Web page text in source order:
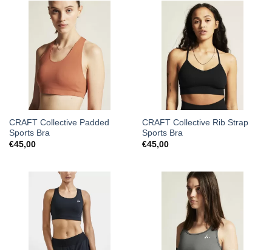
CRAFT Collective Padded
Sports Bra
€45,00
CRAFT Collective Rib Strap
Sports Bra
€45,00